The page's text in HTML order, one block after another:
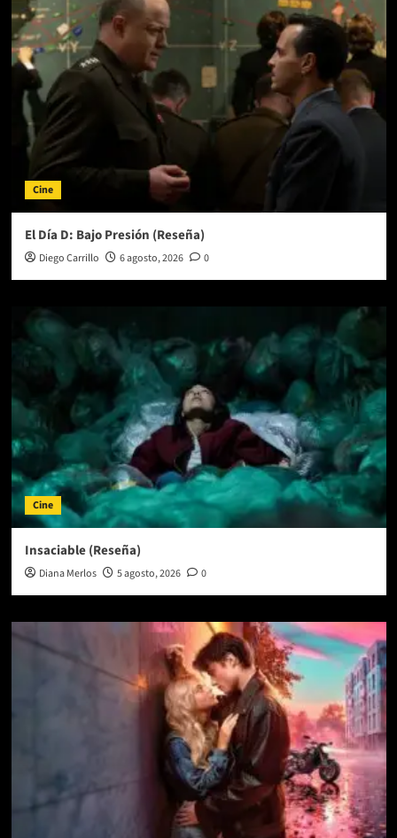
Cine
El Día D: Bajo Presión (Reseña)
Diego Carrillo 6 agosto, 2026 0
Cine
Insaciable (Reseña)
Diana Merlos 5 agosto, 2026 0